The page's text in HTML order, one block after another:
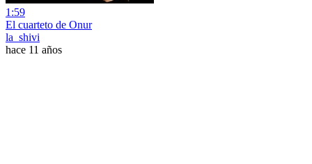
1:59
El cuarteto de Onur
la_shivi
hace 11 años